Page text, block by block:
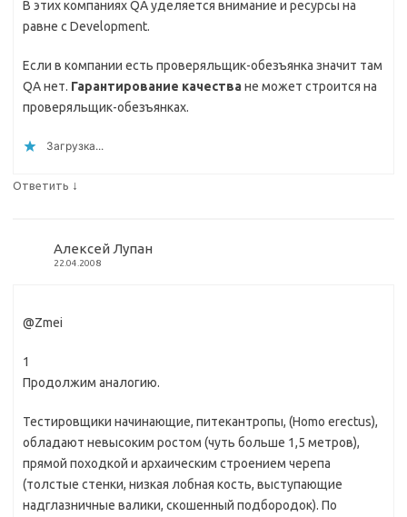
В этих компаниях QА уделяется внимание и ресурсы на
равне с Development.
Если в компании есть проверяльщик-обезъянка значит там
QА нет. Гарантирование качестване может строится на
проверяльщик-обезъянках.
Загрузка...
Ответить ↓
Алексей Лупан
22.04.2008
@Zmei
1
Продолжим аналогию.
Тестировщики начинающие, питекантропы, (Homo erectus),
обладают невысоким ростом (чуть больше 1,5 метров),
прямой походкой и архаическим строением черепа
(толстые стенки, низкая лобная кость, выступающие
надглазничные валики, скошенный подбородок). По